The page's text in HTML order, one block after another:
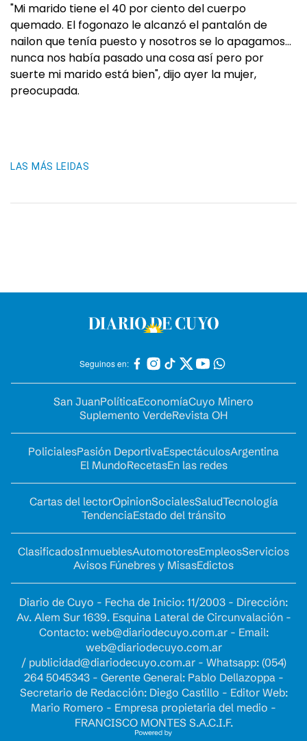
"Mi marido tiene el 40 por ciento del cuerpo
quemado. El fogonazo le alcanzó el pantalón de
nailon que tenía puesto y nosotros se lo apagamos…
nunca nos había pasado una cosa así pero por
suerte mi marido está bien", dijo ayer la mujer,
preocupada.
LAS MÁS LEIDAS
Seguinos en:
San JuanPolíticaEconomíaCuyo Minero
Suplemento VerdeRevista OH
PolicialesPasión DeportivaEspectáculosArgentina
El MundoRecetasEn las redes
Cartas del lectorOpinionSocialesSaludTecnología
TendenciaEstado del tránsito
ClasificadosInmueblesAutomotoresEmpleosServicios
Avisos Fúnebres y MisasEdictos
Diario de Cuyo - Fecha de Inicio: 11/2003 - Dirección:
Av. Alem Sur 1639. Esquina Lateral de Circunvalación -
Contacto: web@diariodecuyo.com.ar- Email:
web@diariodecuyo.com.ar
/ publicidad@diariodecuyo.com.ar- Whatsapp: (054)
264 5045343 - Gerente General: Pablo Dellazoppa -
Secretario de Redacción: Diego Castillo - Editor Web:
Mario Romero - Empresa propietaria del medio -
FRANCISCO MONTES S.A.C.I.F.